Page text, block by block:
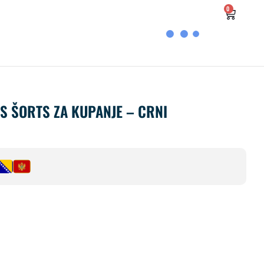
0
ŠORTS ZA KUPANJE – CRNI